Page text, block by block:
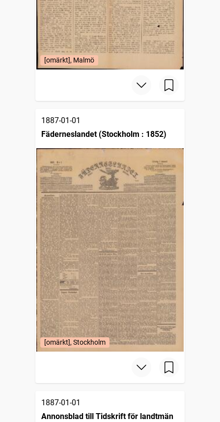
[omärkt], Malmö
1887-01-01
Fäderneslandet (Stockholm : 1852)
[omärkt], Stockholm
1887-01-01
Annonsblad till Tidskrift för landtmän